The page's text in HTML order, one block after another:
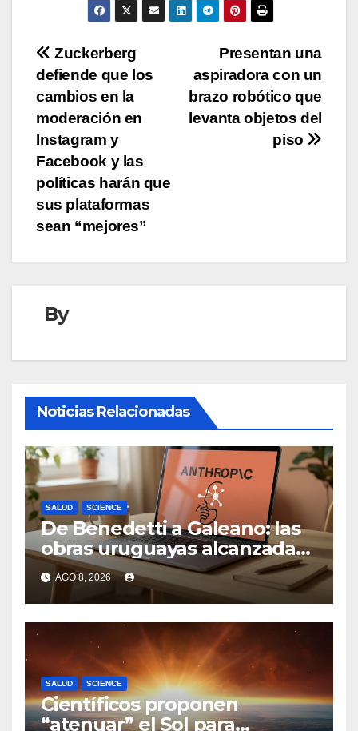
Navegación
de
entradas
Presentan una
aspiradora con un
brazo robótico que
levanta objetos del
piso
Zuckerberg
defiende que los
cambios en la
moderación en
Instagram y
Facebook y las
políticas harán que
sus plataformas
sean “mejores”
By
Noticias Relacionadas
SALUD SCIENCE
De Benedetti a Galeano: las
obras uruguayas alcanzadas
por la demanda colectiva de
US$ 1.500 millones contra
Anthropic
AGO 8, 2026
SALUD SCIENCE
Científicos proponen
“atenuar” el Sol para